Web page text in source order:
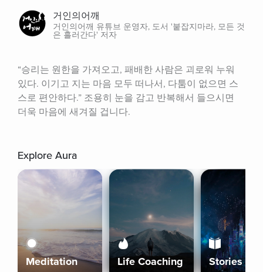
거인의어깨
거인의어깨 유튜브 운영자, 도서 '붙잡지마라, 모든 것
은 흘러간다' 저자
“승리는 원한을 가져오고, 패배한 사람은 괴로워 누워
있다. 이기고 지는 마음 모두 떠나서, 다툼이 없으면 스
스로 편안하다.” 조용히 눈을 감고 반복해서 들으시면
더욱 마음에 새겨질 겁니다.
Explore Aura
Meditation Life Coaching Stories